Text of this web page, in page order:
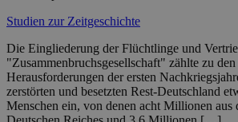
Studien zur Zeitgeschichte
Die Eingliederung der Flüchtlinge und
"Zusammenbruchsgesellschaft" zählte zu
Herausforderungen der ersten
zerstörten und besetzten Rest-Deutschland
Menschen ein, von denen acht Millionen aus